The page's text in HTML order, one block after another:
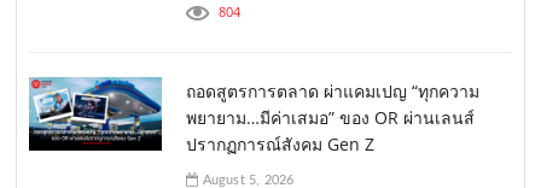
804
ถอดสูตรการตลาด ผ่าแคมเปญ “ทุกความ
พยายาม…มีค่าเสมอ” ของ OR ผ่านเลนส์
ปรากฏการณ์สังคม Gen Z
August 5, 2026